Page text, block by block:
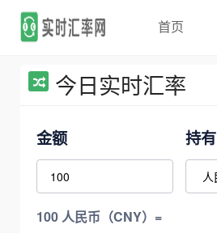
首页
今日实时汇率
金额 持有
100 人民币（CNY）=